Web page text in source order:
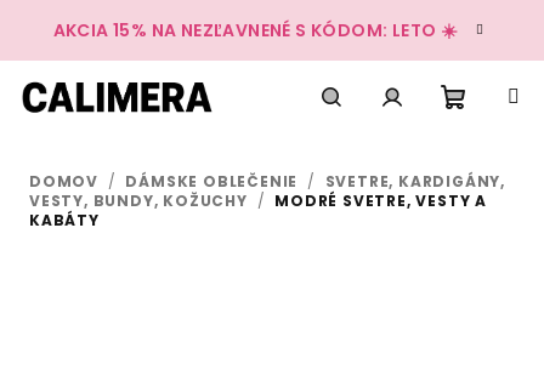
obsah
AKCIA 15% NA NEZĽAVNENÉ S KÓDOM: LETO ☀️
košík
DOMOV / DÁMSKE OBLEČENIE /
SVETRE, KARDIGÁNY,
VESTY, BUNDY, KOŽUCHY / MODRÉ SVETRE, VESTY A
KABÁTY